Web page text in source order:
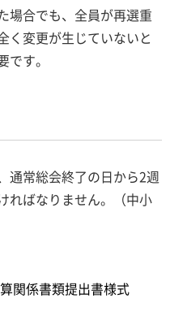
場合でも、全員が再選重
く変更が生じていないと
す。
通常総会終了の日から2週
ればなりません。（中小
関係書類提出書様式